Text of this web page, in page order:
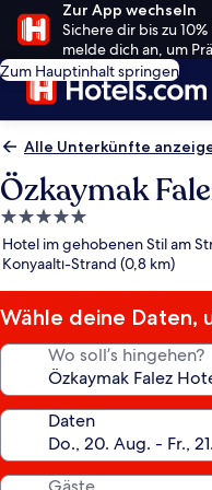
Zur App wechseln
Sichere dir bis zu
melde dich an, um
Zum Hauptinhalt springen
Alle Unterkünfte
Özkaymak
5.0-
Sterne-
Unterkunft
Hotel im gehobenen Stil am
Konyaaltı-Strand (0,8 km)
Wähle deine Daten,
Wo soll’s hingehen?
Daten